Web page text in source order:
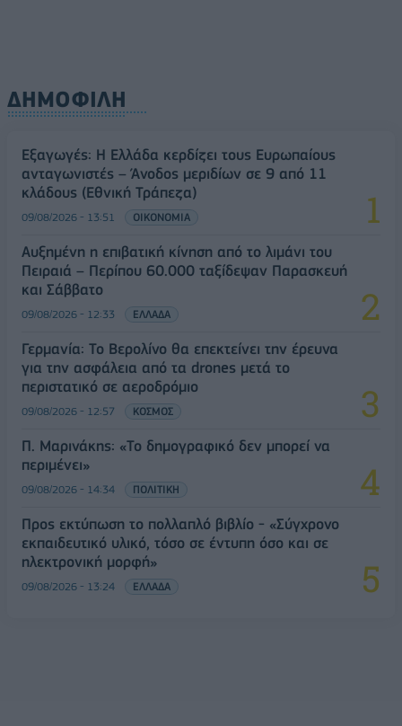
ΔΗΜΟΦΙΛΗ
Εξαγωγές: Η Ελλάδα κερδίζει τους Ευρωπαίους
ανταγωνιστές – Άνοδος μεριδίων σε 9 από 11
κλάδους (Εθνική Τράπεζα)
09/08/2026 - 13:51 ΟΙΚΟΝΟΜΙΑ
Αυξημένη η επιβατική κίνηση από το λιμάνι του
Πειραιά – Περίπου 60.000 ταξίδεψαν Παρασκευή
και Σάββατο
09/08/2026 - 12:33 ΕΛΛΑΔΑ
Γερμανία: Το Βερολίνο θα επεκτείνει την έρευνα
για την ασφάλεια από τα drones μετά το
περιστατικό σε αεροδρόμιο
09/08/2026 - 12:57 ΚΟΣΜΟΣ
Π. Μαρινάκης: «Το δημογραφικό δεν μπορεί να
περιμένει»
09/08/2026 - 14:34 ΠΟΛΙΤΙΚΗ
Προς εκτύπωση το πολλαπλό βιβλίο - «Σύγχρονο
εκπαιδευτικό υλικό, τόσο σε έντυπη όσο και σε
ηλεκτρονική μορφή»
09/08/2026 - 13:24 ΕΛΛΑΔΑ